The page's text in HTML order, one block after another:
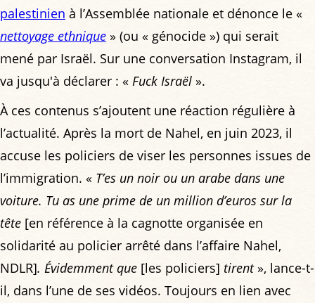
palestinien à l’Assemblée nationale et dénonce le «
nettoyage ethnique » (ou « génocide ») qui serait
mené par Israël. Sur une conversation Instagram, il
va jusqu'à déclarer : « Fuck Israël ».
À ces contenus s’ajoutent une réaction régulière à
l’actualité. Après la mort de Nahel, en juin 2023, il
accuse les policiers de viser les personnes issues de
l’immigration. « T’es un noir ou un arabe dans une
voiture. Tu as une prime de un million d’euros sur la
tête [en référence à la cagnotte organisée en
solidarité au policier arrêté dans l’affaire Nahel,
NDLR]. Évidemment que [les policiers] tirent», lance-t-
il, dans l’une de ses vidéos. Toujours en lien avec